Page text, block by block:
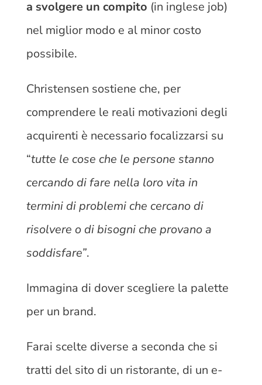
a svolgere un compito (in inglese job)
nel miglior modo e al minor costo
possibile.
Christensen sostiene che, per
comprendere le reali motivazioni degli
acquirenti è necessario focalizzarsi su
“tutte le cose che le persone stanno
cercando di fare nella loro vita in
termini di problemi che cercano di
risolvere o di bisogni che provano a
soddisfare”.
Immagina di dover scegliere la palette
per un brand.
Farai scelte diverse a seconda che si
tratti del sito di un ristorante, di un e-